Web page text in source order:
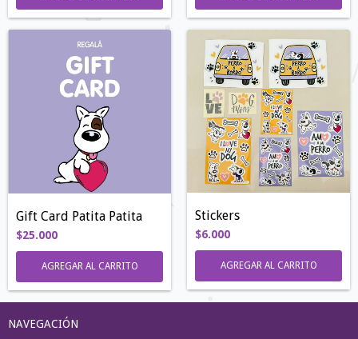
Gift Card Patita Patita
$25.000
AGREGAR AL CARRITO
Stickers
$6.000
AGREGAR AL CARRITO
NAVEGACIÓN